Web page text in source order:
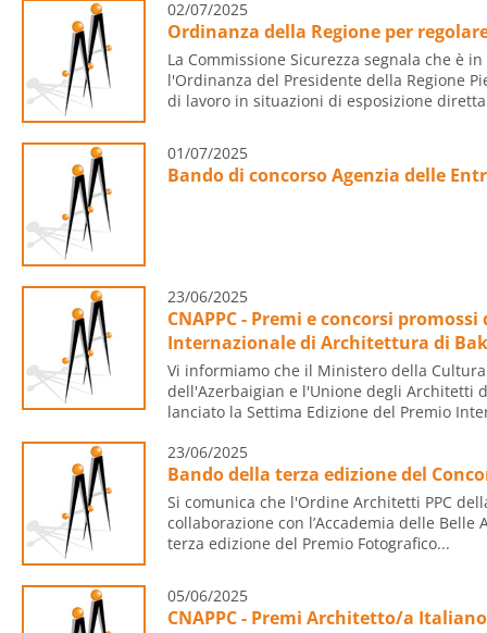
02/07/2025
Ordinanza della Regione per
La Commissione Sicurezza segnala che è
l'Ordinanza del Presidente della Regione
di lavoro in situazioni di esposizione
01/07/2025
Bando di concorso Agenzia delle
23/06/2025
CNAPPC - Premi e concorsi
Internazionale di Architettura di
Vi informiamo che il Ministero della
dell'Azerbaigian e l'Unione degli Architetti
lanciato la Settima Edizione del Premio
23/06/2025
Bando della terza edizione del
Si comunica che l'Ordine Architetti PPC
collaborazione con l’Accademia delle Belle
terza edizione del Premio Fotografico...
05/06/2025
CNAPPC - Premi Architetto/a